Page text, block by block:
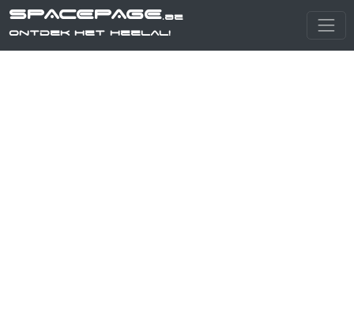
SPACEPAGE.be
Ontdek het heelal!